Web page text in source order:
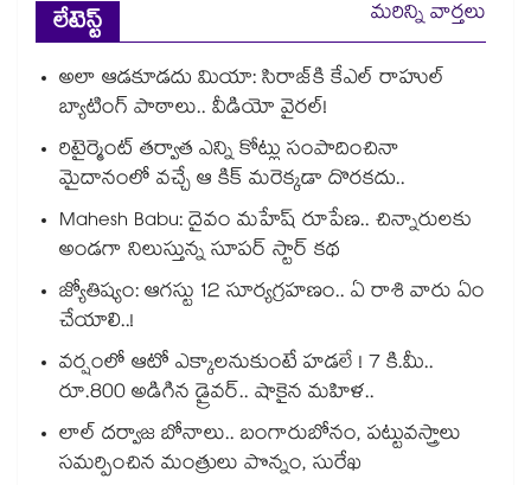
లేటెస్ట్
మరిన్ని వార్తలు
అలా ఆడకూడదు మియా: సిరాజ్‌కి కేఎల్ రాహుల్
బ్యాటింగ్ పాఠాలు.. వీడియో వైరల్!
రిటైర్మెంట్ తర్వాత ఎన్ని కోట్లు సంపాదించినా
మైదానంలో వచ్చే ఆ కిక్ మరెక్కడా దొరకదు..
Mahesh Babu: దైవం మహేష్ రూపేణ.. చిన్నారులకు
అండగా నిలుస్తున్న సూపర్ స్టార్ కథ
జ్యోతిష్యం: ఆగస్టు 12 సూర్యగ్రహణం.. ఏ రాశి వారు ఏం
చేయాలి..!
వర్షంలో ఆటో ఎక్కాలనుకుంటే హడలే ! 7 కి.మీ..
రూ.800 అడిగిన డ్రైవర్.. షాకైన మహిళ..
లాల్ దర్వాజ బోనాలు.. బంగారుబోనం, పట్టువస్త్రాలు
సమర్పించిన మంత్రులు పొన్నం, సురేఖ